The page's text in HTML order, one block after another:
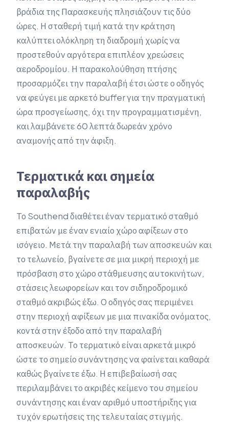
βράδια της Παρασκευής πλησιάζουν τις δύο
ώρες. Η σταθερή τιμή κατά την κράτηση
καλύπτει ολόκληρη τη διαδρομή χωρίς να
προστεθούν αργότερα επιπλέον χρεώσεις
αεροδρομίου. Η παρακολούθηση πτήσης
προσαρμόζει την παραλαβή έτσι ώστε ο οδηγός
να φεύγει με αρκετό buffer για την πραγματική
ώρα προσγείωσης, όχι την προγραμματισμένη,
και λαμβάνετε 60 λεπτά δωρεάν χρόνο
αναμονής από την άφιξη.
Τερματικά και σημεία
παραλαβής
Το Southend διαθέτει έναν τερματικό σταθμό
επιβατών με έναν ενιαίο χώρο αφίξεων στο
ισόγειο. Μετά την παραλαβή των αποσκευών και
το τελωνείο, βγαίνετε σε μια μικρή περιοχή με
πρόσβαση στο χώρο στάθμευσης αυτοκινήτων,
στάσεις λεωφορείων και τον σιδηροδρομικό
σταθμό ακριβώς έξω. Ο οδηγός σας περιμένει
στην περιοχή αφίξεων με μια πινακίδα ονόματος,
κοντά στην έξοδο από την παραλαβή
αποσκευών. Το τερματικό είναι αρκετά μικρό
ώστε το σημείο συνάντησης να φαίνεται καθαρά
καθώς βγαίνετε έξω. Η επιβεβαίωσή σας
περιλαμβάνει το ακριβές κείμενο του σημείου
συνάντησης και έναν αριθμό υποστήριξης για
τυχόν ερωτήσεις της τελευταίας στιγμής.